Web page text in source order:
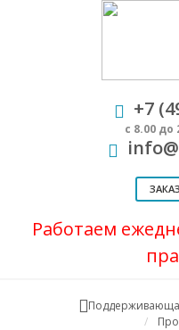
+7
с 8.00
Работаем